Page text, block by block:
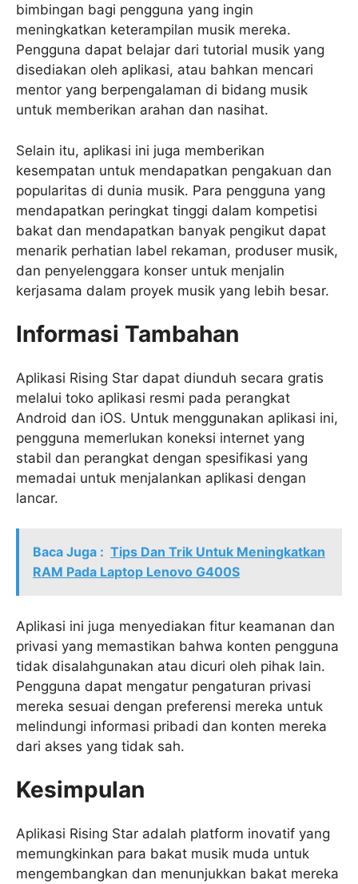
bimbingan bagi pengguna yang ingin
meningkatkan keterampilan musik mereka.
Pengguna dapat belajar dari tutorial musik yang
disediakan oleh aplikasi, atau bahkan mencari
mentor yang berpengalaman di bidang musik
untuk memberikan arahan dan nasihat.
Selain itu, aplikasi ini juga memberikan
kesempatan untuk mendapatkan pengakuan dan
popularitas di dunia musik. Para pengguna yang
mendapatkan peringkat tinggi dalam kompetisi
bakat dan mendapatkan banyak pengikut dapat
menarik perhatian label rekaman, produser musik,
dan penyelenggara konser untuk menjalin
kerjasama dalam proyek musik yang lebih besar.
Informasi Tambahan
Aplikasi Rising Star dapat diunduh secara gratis
melalui toko aplikasi resmi pada perangkat
Android dan iOS. Untuk menggunakan aplikasi ini,
pengguna memerlukan koneksi internet yang
stabil dan perangkat dengan spesifikasi yang
memadai untuk menjalankan aplikasi dengan
lancar.
Baca Juga : Tips Dan Trik Untuk Meningkatkan
RAM Pada Laptop Lenovo G400S
Aplikasi ini juga menyediakan fitur keamanan dan
privasi yang memastikan bahwa konten pengguna
tidak disalahgunakan atau dicuri oleh pihak lain.
Pengguna dapat mengatur pengaturan privasi
mereka sesuai dengan preferensi mereka untuk
melindungi informasi pribadi dan konten mereka
dari akses yang tidak sah.
Kesimpulan
Aplikasi Rising Star adalah platform inovatif yang
memungkinkan para bakat musik muda untuk
mengembangkan dan menunjukkan bakat mereka